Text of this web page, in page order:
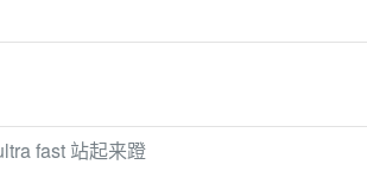
fast 站起来蹬